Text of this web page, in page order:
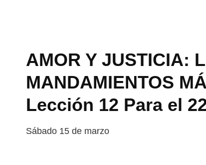
AMOR Y JUSTICIA:
MANDAMIENTOS
Lección 12 Para el
Sábado 15 de marzo